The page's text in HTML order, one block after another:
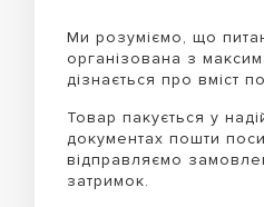
Ми розуміємо, що
організована з
дізнається про вміст
Товар пакується у
документах пошти
відправляємо
затримок.